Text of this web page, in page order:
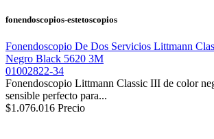
fonendoscopios-estetoscopios
Fonendoscopio De Dos Servicios Littmann
Negro Black 5620 3M
01002822-34
Fonendoscopio Littmann Classic III de color
sensible perfecto para...
$1.076.016 Precio